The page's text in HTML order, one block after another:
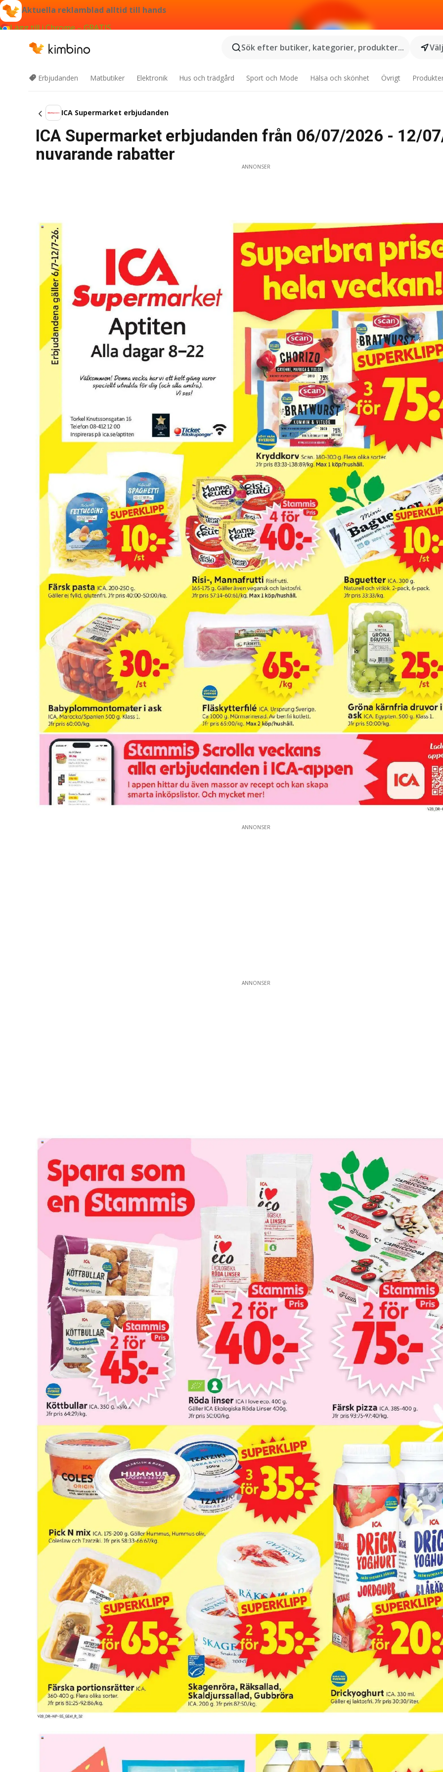
Aktuella reklamblad alltid till hands
Lägg till i Chrome – GRATIS
Sök efter butiker, kategorier, produkter...
Erbjudanden Matbutiker Elektronik Hus och trädgård Sport och Mode Hälsa och skönhet Övrigt
ICA Supermarket erbjudanden
ICA Supermarket erbjudanden från 06/07/2026 - 12/
nuvarande rabatter
ANNONSER
ANNONSER
ANNONSER